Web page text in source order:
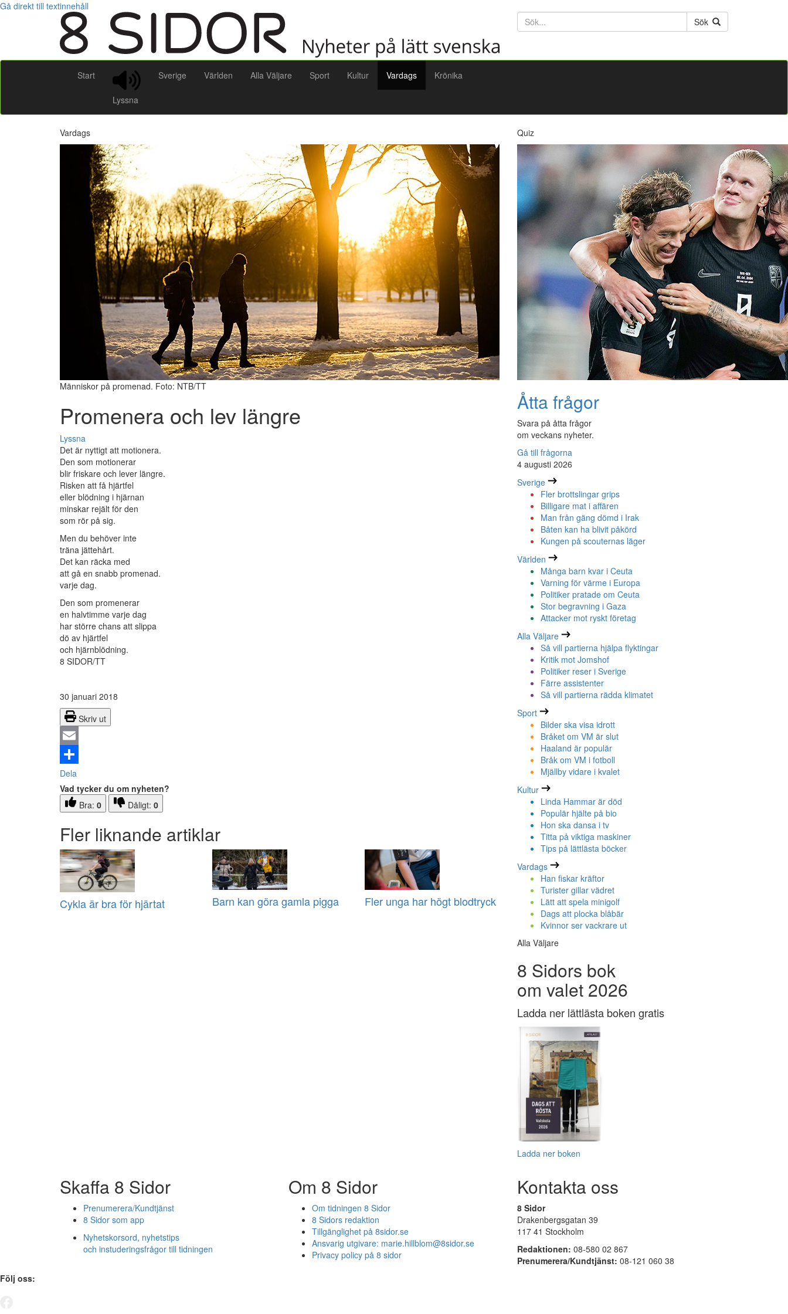
Gå direkt till textinnehåll
Söktext
Sök
Start
Lyssna
Sverige Världen Alla Väljare Sport Kultur Vardags Krönika
Vardags
Människor på promenad. Foto: NTB/TT
Promenera och lev längre
Lyssna
Det är nyttigt att motionera.
Den som motionerar
blir friskare och lever längre.
Risken att få hjärtfel
eller blödning i hjärnan
minskar rejält för den
som rör på sig.
Men du behöver inte
träna jättehårt.
Det kan räcka med
att gå en snabb promenad.
varje dag.
Den som promenerar
en halvtimme varje dag
har större chans att slippa
dö av hjärtfel
och hjärnblödning.
8 SIDOR/TT
30 januari 2018
Skriv ut
Email
Dela
Vad tycker du om nyheten?
Bra: 0 Dåligt: 0
Fler liknande artiklar
Cykla är bra för hjärtat Barn kan göra gamla pigga Fler unga har högt blodtryck
Quiz
Åtta frågor
Svara på åtta frågor
om veckans nyheter.
Gå till frågorna
4 augusti 2026
Sverige
Fler brottslingar grips
Billigare mat i affären
Man från gäng dömd i Irak
Båten kan ha blivit påkörd
Kungen på scouternas läger
Världen
Många barn kvar i Ceuta
Varning för värme i Europa
Politiker pratade om Ceuta
Stor begravning i Gaza
Attacker mot ryskt företag
Alla Väljare
Så vill partierna hjälpa flyktingar
Kritik mot Jomshof
Politiker reser i Sverige
Färre assistenter
Så vill partierna rädda klimatet
Sport
Bilder ska visa idrott
Bråket om VM är slut
Haaland är populär
Bråk om VM i fotboll
Mjällby vidare i kvalet
Kultur
Linda Hammar är död
Populär hjälte på bio
Hon ska dansa i tv
Titta på viktiga maskiner
Tips på lättlästa böcker
Vardags
Han fiskar kräftor
Turister gillar vädret
Lätt att spela minigolf
Dags att plocka blåbär
Kvinnor ser vackrare ut
Alla Väljare
8 Sidors bok
om valet 2026
Ladda ner lättlästa boken gratis
Ladda ner boken
Skaffa 8 Sidor
Prenumerera/Kundtjänst
8 Sidor som app
Nyhetskorsord, nyhetstips
och instuderingsfrågor till tidningen
Om 8 Sidor
Om tidningen 8 Sidor
8 Sidors redaktion
Tillgänglighet på 8sidor.se
Ansvarig utgivare: marie.hillblom@8sidor.se
Privacy policy på 8 sidor
Kontakta oss
8 Sidor
Drakenbergsgatan 39
117 41 Stockholm
Redaktionen: 08-580 02 867
Prenumerera/Kundtjänst: 08-121 060 38
Följ oss: